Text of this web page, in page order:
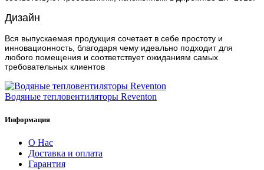
Дизайн
Вся выпускаемая продукция сочетает в себе простоту и
инновационность, благодаря чему идеально подходит для
любого помещения и соответствует ожиданиям самых
требовательных клиентов
Водяные тепловентиляторы Reventon
Информация
О Нас
Доставка и оплата
Гарантия